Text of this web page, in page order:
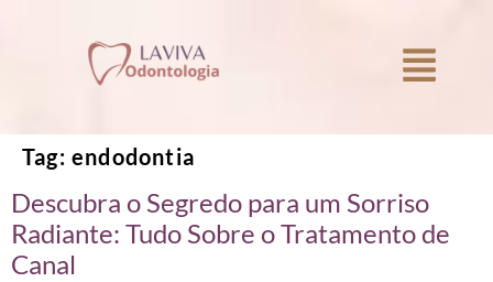
Tag: endodontia
Descubra o Segredo para um Sorriso
Radiante: Tudo Sobre o Tratamento de
Canal